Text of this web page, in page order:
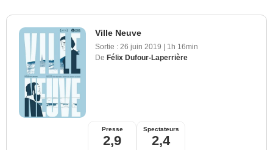
Ville Neuve
Sortie : 26 juin 2019 | 1h 16min
De Félix Dufour-Laperrière
Presse
2,9
Spectateurs
2,4